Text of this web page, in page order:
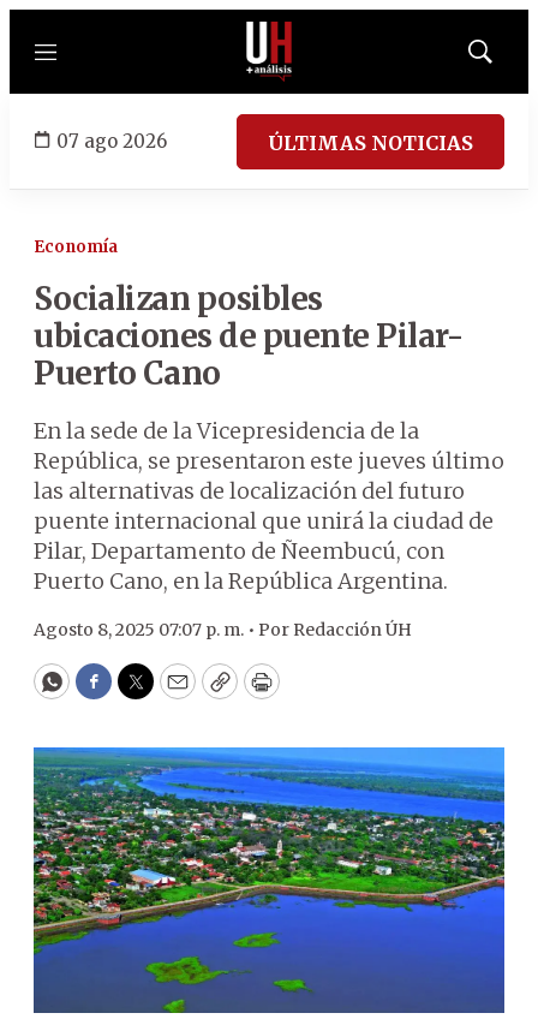
Menú
Mostrar
07 ago 2026 ÚLTIMAS NOTICIAS
Economía
Socializan posibles
ubicaciones de puente Pilar-
Puerto Cano
En la sede de la Vicepresidencia de la
República, se presentaron este jueves último
las alternativas de localización del futuro
puente internacional que unirá la ciudad de
Pilar, Departamento de Ñeembucú, con
Puerto Cano, en la República Argentina.
Agosto 8, 2025 07:07 p. m. • Por Redacción ÚH
WhatsApp
Facebook
Twitter
EmailCopyPrint